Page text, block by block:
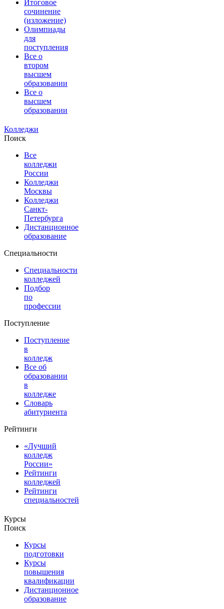
Итоговое
сочинение
(изложение)
Олимпиады
для
поступления
Все о
втором
высшем
образовании
Все о
высшем
образовании
Колледжи
Поиск
Все
колледжи
России
Колледжи
Москвы
Колледжи
Санкт-
Петербурга
Дистанционное
образование
Специальности
Специальности
колледжей
Подбор
по
профессии
Поступление
Поступление
в
колледж
Все об
образовании
в
колледже
Словарь
абитуриента
Рейтинги
«Лучший
колледж
России»
Рейтинги
колледжей
Рейтинги
специальностей
Курсы
Поиск
Курсы
подготовки
Курсы
повышения
квалификации
Дистанционное
образование